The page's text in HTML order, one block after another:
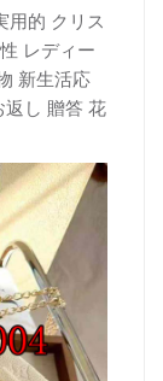
用的 クリス
レディー
新生活応
し 贈答 花